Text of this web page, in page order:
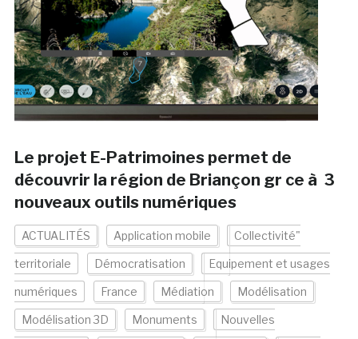
Le projet E-Patrimoines permet de
découvrir la région de Briançon gr ce à 3
nouveaux outils numériques
ACTUALITÉS Application mobile Collectivité"
territoriale Démocratisation Equipement et usages
numériques France Médiation Modélisation
Modélisation 3D Monuments Nouvelles